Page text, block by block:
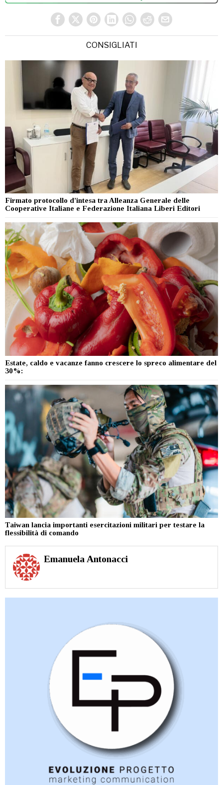
CONSIGLIATI
Firmato protocollo d’intesa tra Alleanza Generale delle
Cooperative Italiane e Federazione Italiana Liberi Editori
Estate, caldo e vacanze fanno crescere lo spreco alimentare del
30%:
Taiwan lancia importanti esercitazioni militari per testare la
flessibilità di comando
Emanuela Antonacci